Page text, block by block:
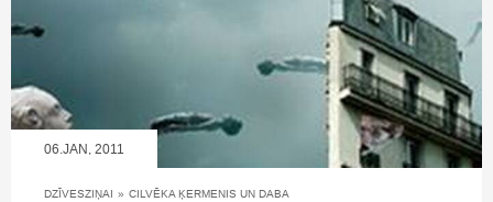
06.JAN, 2011
DZĪVESZIŅAI » CILVĒKA ĶERMENIS UN DABA